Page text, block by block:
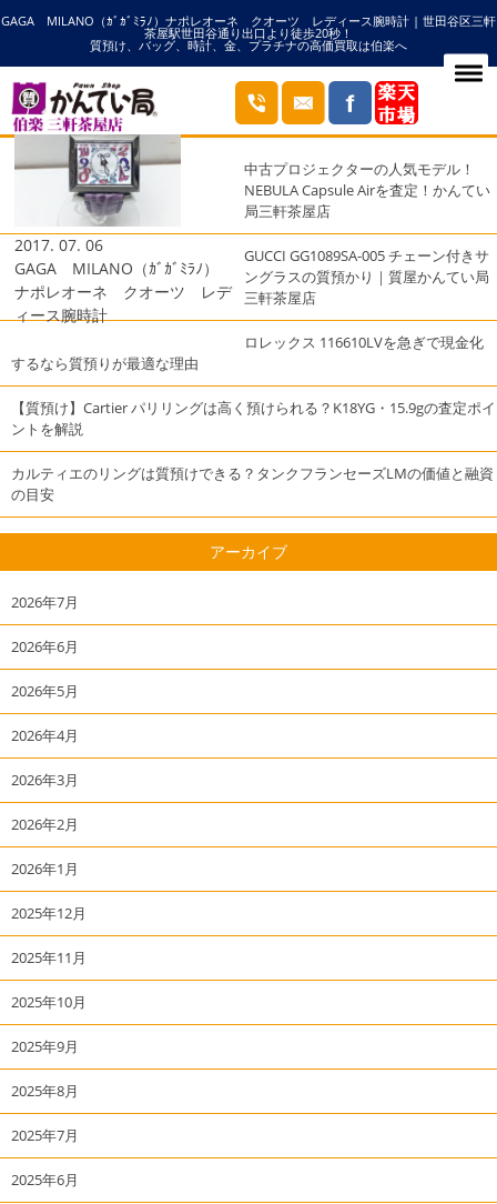
GAGA MILANO（ｶﾞｶﾞﾐﾗﾉ）ナポレオーネ クオーツ レディース腕時計 | 世田谷区三軒
茶屋駅世田谷通り出口より徒歩20秒！
質預け、バッグ、時計、金、プラチナの高価買取は伯楽へ
HOME ガガの記事一覧
ブログ
2017. 07. 06
GAGA MILANO（ｶﾞｶﾞﾐﾗﾉ）
ナポレオーネ クオーツ レデ
ィース腕時計
最近の投稿
中古プロジェクターの人気モデル！
NEBULA Capsule Airを査定！かんてい
局三軒茶屋店
GUCCI GG1089SA-005 チェーン付きサ
ングラスの質預かり｜質屋かんてい局
三軒茶屋店
ロレックス 116610LVを急ぎで現金化
するなら質預りが最適な理由
【質預け】Cartier パリリングは高く預けられる？K18YG・15.9gの査定ポイ
ントを解説
カルティエのリングは質預けできる？タンクフランセーズLMの価値と融資
の目安
アーカイブ
2026年7月
2026年6月
2026年5月
2026年4月
2026年3月
2026年2月
2026年1月
2025年12月
2025年11月
2025年10月
2025年9月
2025年8月
2025年7月
2025年6月